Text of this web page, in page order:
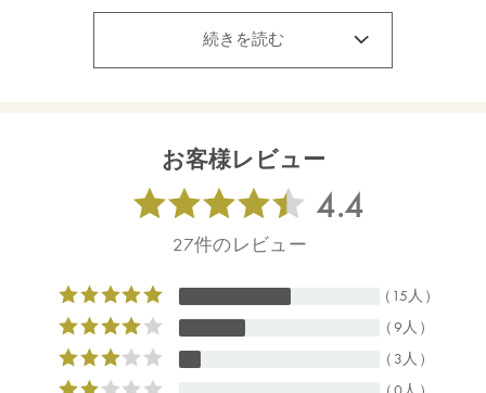
ン酸／ヒドロキシステアリン酸）ポリグリセリル－１０、ベヘナ
ミドプロピルジメチルアミン、アプリコット核油ポリグリセリル
－６エステルズ、ラウリン酸メチルヘプチル、ＰＰＧ－３カプリ
ロイルグルタミン酸ジ（フィトステリル／オクチルドデシル）、
添モリンガ油）エステルズ、アルガニアスピノサ核油、ホホバ種
子油、グリコシルトレハロース、シア脂、セテアラミドエチルジ
エトニウムサクシノイル加水分解エンドウタンパク、γ－ドコサラ
クトン、ローズマリー葉エキス、銅クロロフィル、スピルリナプ
ラテンシスエキス、アスタキサンチン、ヘマトコッカスプルビア
続きを読む
お客様レビュー